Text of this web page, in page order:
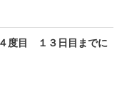
度目 １３日目までに